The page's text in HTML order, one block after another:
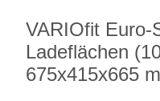
VARIOfit Euro-
Ladeflächen
675x415x665